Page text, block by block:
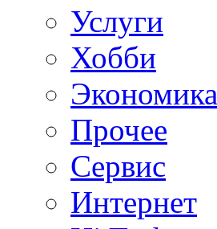
Услуги
Хобби
Экономика
Прочее
Сервис
Интернет